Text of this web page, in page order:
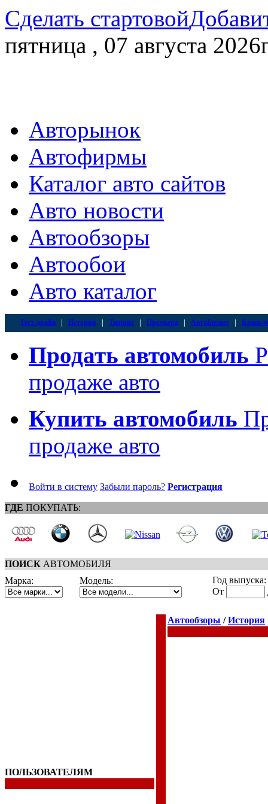
Сделать стартовой
пятница , 07 августа
Авторынок
Автофирмы
Каталог авто сайтов
Авто новости
Автообзоры
Автообои
Авто каталог
Тест-драйв История Тюнинг Премьера АвтоБизнес Краш-
Продать автомобиль
продаже авто
Купить автомобиль
продаже авто
Войти в систему Забыли пароль? Регистрация
ГДЕ ПОКУПАТЬ:
ПОИСК АВТОМОБИЛЯ
Марка:
Модель:
Год выпуска:
От
ПОЛЬЗОВАТЕЛЯМ
Автообзоры /История